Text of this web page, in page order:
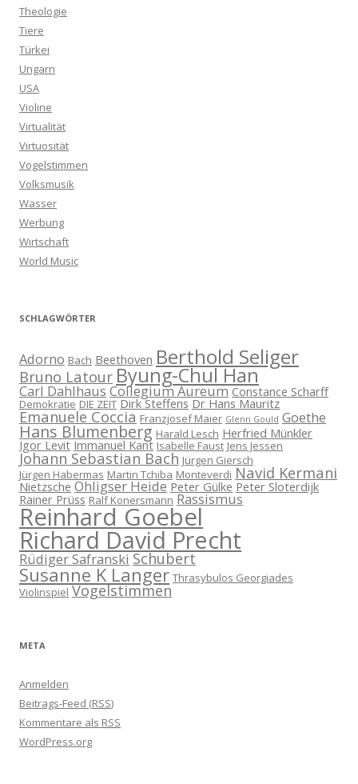
Theologie
Tiere
Türkei
Ungarn
USA
Violine
Virtualität
Virtuosität
Vogelstimmen
Volksmusik
Wasser
Werbung
Wirtschaft
World Music
SCHLAGWÖRTER
Adorno Bach Beethoven Berthold Seliger
Bruno Latour Byung-Chul Han
Carl Dahlhaus Collegium Aureum Constance Scharff
Demokratie DIE ZEIT Dirk Steffens Dr Hans Mauritz
Emanuele Coccia Franzjosef Maier Glenn Gould Goethe
Hans Blumenberg Harald Lesch Herfried Münkler
Igor Levit Immanuel Kant Isabelle Faust Jens Jessen
Johann Sebastian Bach Jürgen Giersch
Jürgen Habermas Martin Tchiba Monteverdi Navid Kermani
Nietzsche Ohligser Heide Peter Gülke Peter Sloterdijk
Rainer Prüss Ralf Konersmann Rassismus
Reinhard Goebel
Richard David Precht
Rüdiger Safranski Schubert
Susanne K Langer Thrasybulos Georgiades
Violinspiel Vogelstimmen
META
Anmelden
Beitrags-Feed (RSS)
Kommentare als RSS
WordPress.org